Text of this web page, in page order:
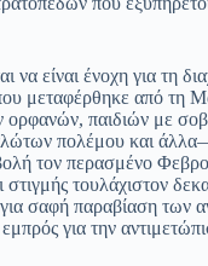
να είναι ένοχη για τη
μεταφέρθηκε από τη
παιδιών με
πολέμου και
τον περασμένο
τουλάχιστον
σαφή παραβίαση των
για την